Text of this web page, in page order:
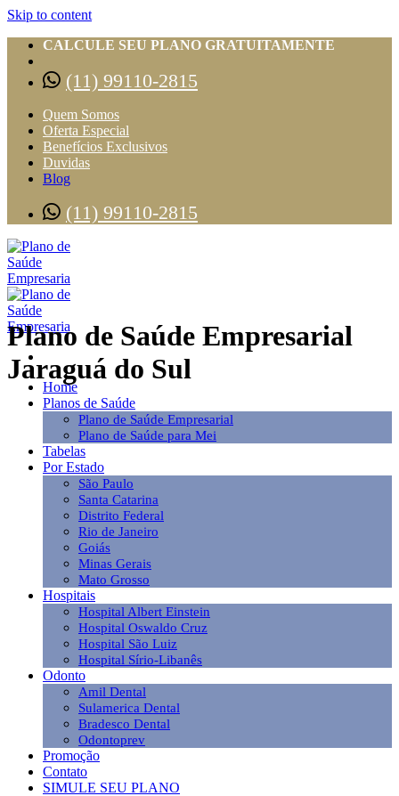
Skip to content
CALCULE SEU PLANO GRATUITAMENTE
(11) 99110-2815
Quem Somos
Oferta Especial
Benefícios Exclusivos
Duvidas
Blog
(11) 99110-2815
Home
Planos de Saúde
Plano de Saúde Empresarial
Plano de Saúde para Mei
Tabelas
Por Estado
São Paulo
Santa Catarina
Distrito Federal
Rio de Janeiro
Goiás
Minas Gerais
Mato Grosso
Hospitais
Hospital Albert Einstein
Hospital Oswaldo Cruz
Hospital São Luiz
Hospital Sírio-Libanês
Odonto
Amil Dental
Sulamerica Dental
Bradesco Dental
Odontoprev
Promoção
Contato
SIMULE SEU PLANO
Plano de Saúde Empresarial
Jaraguá do Sul